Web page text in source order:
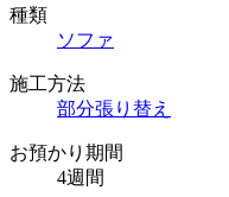
種類
ソファ
施工方法
部分張り替え
お預かり期間
4週間